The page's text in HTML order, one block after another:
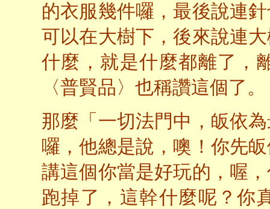
的衣服幾件囉，最後說連
可以在大樹下，後來說連
什麼，就是什麼都離了，
〈普賢品〉也稱讚這個了。
那麼「一切法門中，皈依
囉，他總是說，噢！你先
講這個你當是好玩的，喔
跑掉了，這幹什麼呢？你